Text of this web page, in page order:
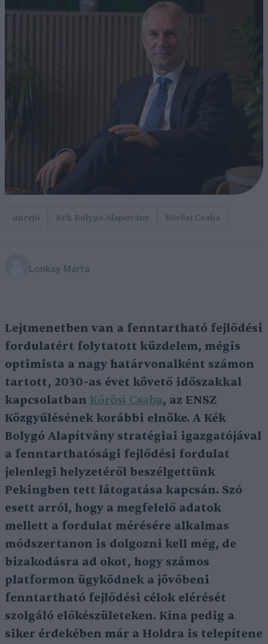
interjú Kék Bolygó Alapítvány Kőrösi Csaba
Lonkay Márta
Lejtmenetben van a fenntartható fejlődési
fordulatért folytatott küzdelem, mégis
optimista a nagy határvonalként számon
tartott, 2030-as évet követő időszakkal
kapcsolatban Kőrösi Csaba, az ENSZ
Közgyűlésének korábbi elnöke. A Kék
Bolygó Alapítvány stratégiai igazgatójával
a fenntarthatósági fejlődési fordulat
jelenlegi helyzetéről beszélgettünk
Pekingben tett látogatása kapcsán. Szó
esett arról, hogy a megfelelő adatok
mellett a fordulat mérésére alkalmas
módszertanon is dolgozni kell még, de
bizakodásra ad okot, hogy számos
platformon ügyködnek a jövőbeni
fenntartható fejlődési célok elérését
szolgáló előkészületeken. Kína pedig a
siker érdekében már a Holdra is telepítene